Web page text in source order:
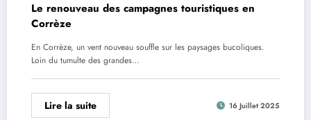
Le renouveau des campagnes touristiques en
Corrèze
En Corrèze, un vent nouveau souffle sur les paysages bucoliques.
Loin du tumulte des grandes…
Lire la suite 16 Juillet 2025